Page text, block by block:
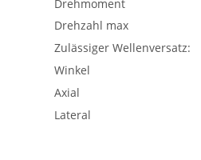
Drehmoment
Drehzahl max
Zulässiger Wellenversatz:
Winkel
Axial
Lateral